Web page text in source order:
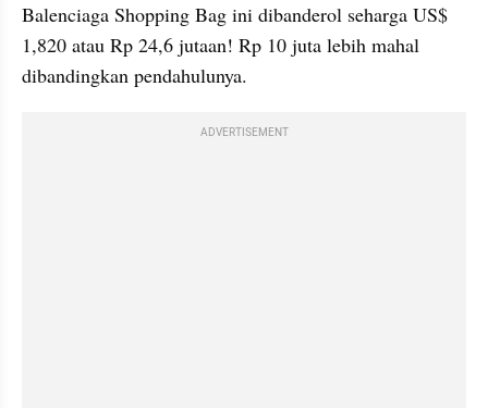
Balenciaga Shopping Bag ini dibanderol seharga US$
1,820 atau Rp 24,6 jutaan! Rp 10 juta lebih mahal
dibandingkan pendahulunya.
ADVERTISEMENT